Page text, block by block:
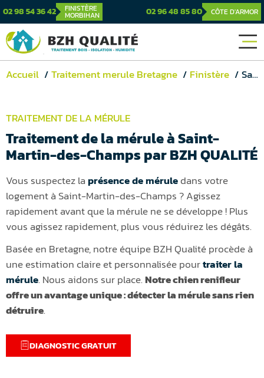
02 98 54 36 42 FINISTÈRE
MORBIHAN 02 96 48 85 80 CÔTE D'ARMOR
Accueil Traitement merule Bretagne Finistère Saint-Martin-des-Champs
TRAITEMENT DE LA MÉRULE
Traitement de la mérule à Saint-
Martin-des-Champs par BZH QUALITÉ
Vous suspectez laprésence de méruledans votre
logement à Saint-Martin-des-Champs ? Agissez
rapidement avant que la mérule ne se développe ! Plus
vous agissez rapidement, plus vous réduirez les dégâts.
Basée en Bretagne, notre équipe BZH Qualité procède à
une estimation claire et personnalisée pourtraiter la
mérule. Nous aidons sur place.Notre chien renifleur
offre un avantage unique : détecter la mérule sans rien
détruire.
DIAGNOSTIC GRATUIT